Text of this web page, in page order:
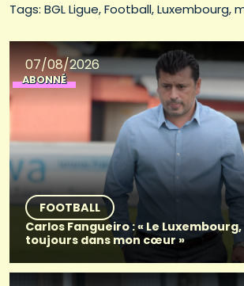
Tags: BGL Ligue Football Luxembourg
07/08/2026
ABONNÉ
FOOTBALL
Carlos Fangueiro : « Le Luxembourg,
toujours dans mon cœur »